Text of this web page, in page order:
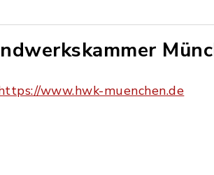
www.hwk-muenchen.de